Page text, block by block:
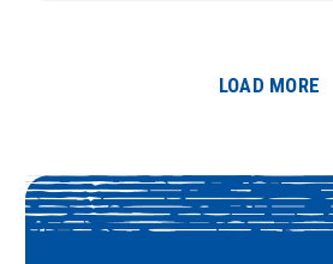
LOAD MORE